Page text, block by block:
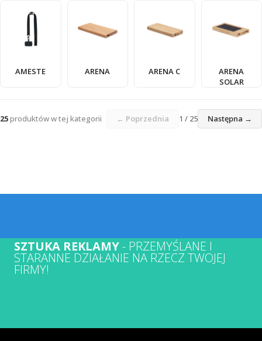
AMESTE ARENA ARENA C
ARENA
SOLAR
25produktów w tej kategorii ← Poprzednia 1 / 25 Następna →
SZTUKA REKLAMY- PRZEMYŚLANE I
STARANNE DZIAŁANIE NA RZECZ TWOJEJ
FIRMY!